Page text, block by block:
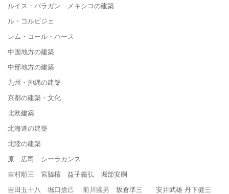
ルイス・バラガン メキシコの建築
ル・コルビジェ
レム・コール・ハース
中国地方の建築
中部地方の建築
九州・沖縄の建築
京都の建築・文化
北欧建築
北海道の建築
北陸の建築
原 広司 シーラカンス
吉村順三 宮脇檀 益子義弘 堀部安嗣
吉田五十八 堀口捨己 前川國男 坂倉準三 安井武雄 丹下健三